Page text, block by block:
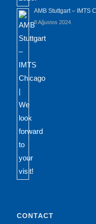
AMB Stuttgart – IMTS
8 Ağustos 2024
CONTACT